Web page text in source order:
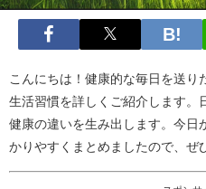
こんにちは！健康的な毎日を送
生活習慣を詳しくご紹介します。
健康の違いを生み出します。今日
かりやすくまとめましたので、ぜ